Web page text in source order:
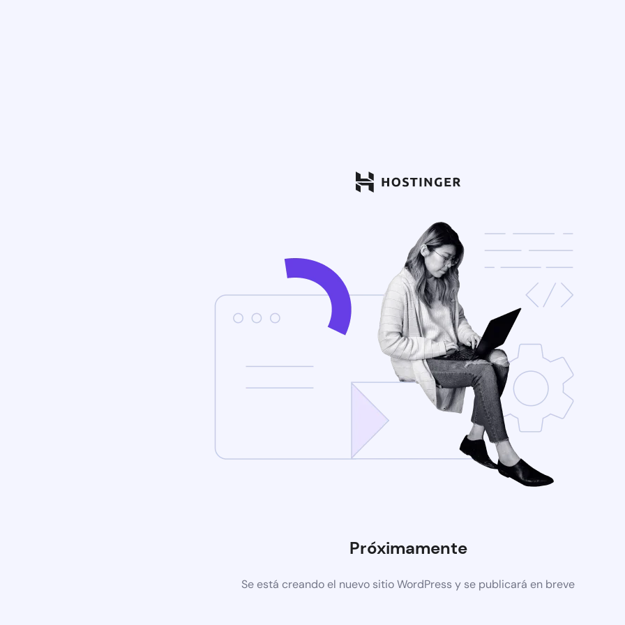
Próximamente
Se está creando el nuevo sitio WordPress y se publicará en breve